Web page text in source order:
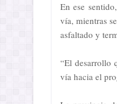
En ese
vía, mientras
asfaltado y
“El desarrollo
vía hacia el